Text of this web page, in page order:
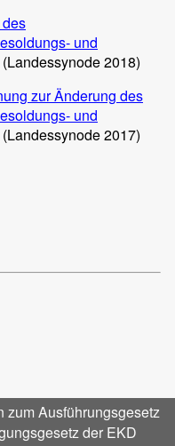
zum Ausführungsgesetz
der EKD
und
(Landessynode 2018)
zur Änderung des
und
(Landessynode 2017)